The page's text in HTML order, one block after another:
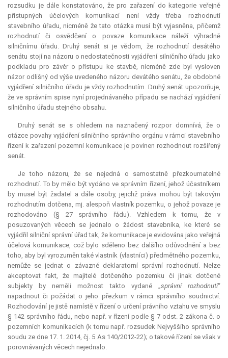
rozsudku je dále konstatováno, že pro zařazení do kategorie veřejně
přístupných účelových komunikací není vždy třeba rozhodnutí
stavebního úřadu, nicméně že tato otázka musí být vyjasněna, přičemž
rozhodnutí či osvědčení o povaze komunikace náleží výhradně
silničnímu úřadu. Druhý senát si je vědom, že rozhodnutí desátého
senátu stojí na názoru o nedostatečnosti vyjádření silničního úřadu jako
podkladu pro závěr o přístupu ke stavbě, nicméně zde byl vysloven
názor odlišný od výše uvedeného názoru devátého senátu, že obdobné
vyjádření silničního úřadu je vždy rozhodnutím. Druhý senát upozorňuje,
že ve správním spise nyní projednávaného případu se nachází vyjádření
silničního úřadu stejného obsahu.
Druhý senát se s ohledem na naznačený rozpor domnívá, že o
otázce povahy vyjádření silničního správního orgánu v rámci stavebního
řízení k zařazení pozemní komunikace je povinen rozhodnout rozšířený
senát.
Je toho názoru, že se nejedná o samostatně přezkoumatelné
rozhodnutí. To by mělo být vydáno ve správním řízení, jehož účastníkem
by musel být žadatel a dále osoby, jejichž práva mohou být takovým
rozhodnutím dotčena, mj. alespoň vlastník pozemku, o jehož povaze je
rozhodováno (§ 27 správního řádu). Vzhledem k tomu, že v
posuzovaných věcech se jednalo o žádost stavebníka, ke které se
vyjádřil silniční správní úřad tak, že komunikace je evidována jako veřejná
účelová komunikace, což bylo sděleno bez dalšího odůvodnění a bez
toho, aby byl vyrozuměn také vlastník (vlastníci) předmětného pozemku,
nemůže se jednat o závazné deklaratornísprávní rozhodnutí. Nelze
akceptovat fakt, že majitelé dotčeného pozemku či jinak dotčené
subjekty by neměli možnost takto vydané „správní rozhodnutí“
napadnout či požádat o jeho přezkum v rámci správního soudnictví.
Rozhodování je jistě namístě v řízení o určení právního vztahu ve smyslu
§ 142 správního řádu, nebo např. v řízení podle § 7 odst. 2 zákona č. o
pozemních komunikacích (k tomu např. rozsudek Nejvyššího správního
soudu ze dne 17. 1. 2014, čj. 5 As 140/2012-22); o takové řízení se však v
porovnávaných věcech nejednalo.